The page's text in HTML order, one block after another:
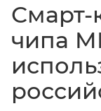
Смарт-
чипа